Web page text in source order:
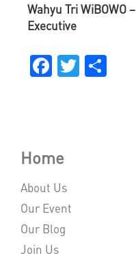
Wahyu Tri
Executive
Facebook
Twitter
Home
About Us
Our Event
Our Blog
Join Us